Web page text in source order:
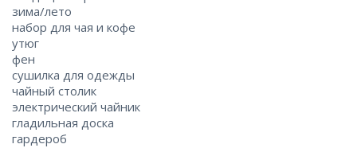
зима/лето
набор для чая и кофе
утюг
фен
сушилка для одежды
чайный столик
электрический чайник
гладильная доска
гардероб